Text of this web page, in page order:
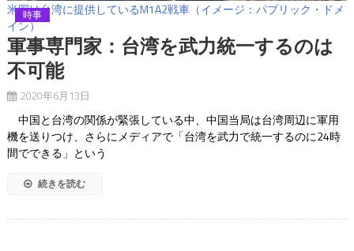
米国は台湾に提供しているM1A2戦車（イメージ：パブリック・ドメ
イン）
時事
軍事専門家：台湾を武力統一するのは
不可能
2020年6月13日
中国と台湾の関係が緊張している中、中国当局は台湾周辺に軍用
機を送りつけ、さらにメディアで「台湾を武力で統一するのに24時
間でできる」という
続きを読む